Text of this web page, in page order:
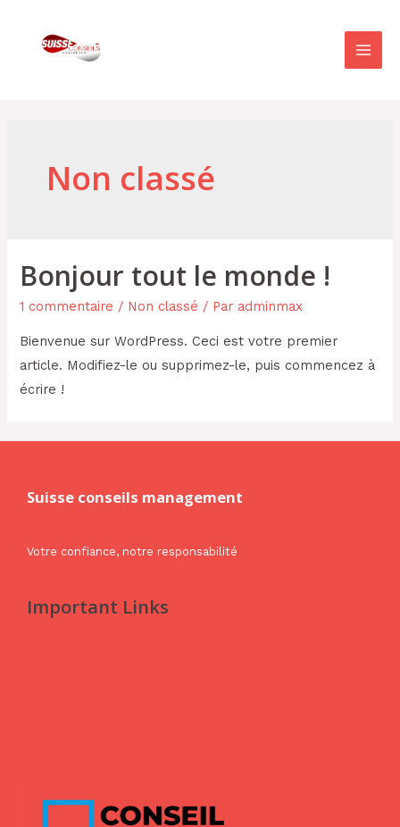
Non classé
Bonjour tout le monde !
1 commentaire / Non classé / Par adminmax
Bienvenue sur WordPress. Ceci est votre premier
article. Modifiez-le ou supprimez-le, puis commencez à
écrire !
Suisse conseils management
Votre confiance, notre responsabilité
Important Links